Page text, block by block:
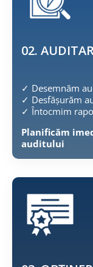
02.
✓ Desemnăm
✓ Desfășurăm
✓ Întocmim
Planificăm
auditului